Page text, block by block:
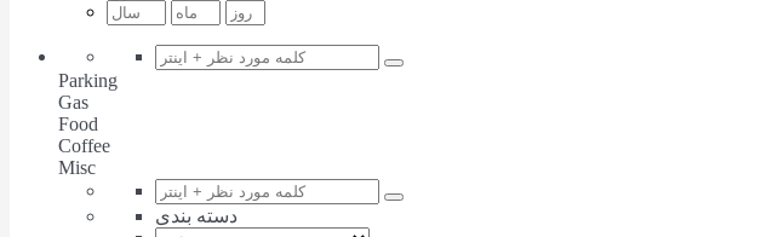
Parking
Gas
Food
Coffee
Misc
دسته بندی